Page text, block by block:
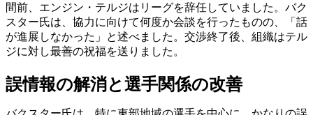
間前、エンジン・テルジはリーグを辞任していました。バク
スター氏は、協力に向けて何度か会談を行ったものの、「話
が進展しなかった」と述べました。交渉終了後、組織はテル
ジに対し最善の祝福を送りました。
誤情報の解消と選手関係の改善